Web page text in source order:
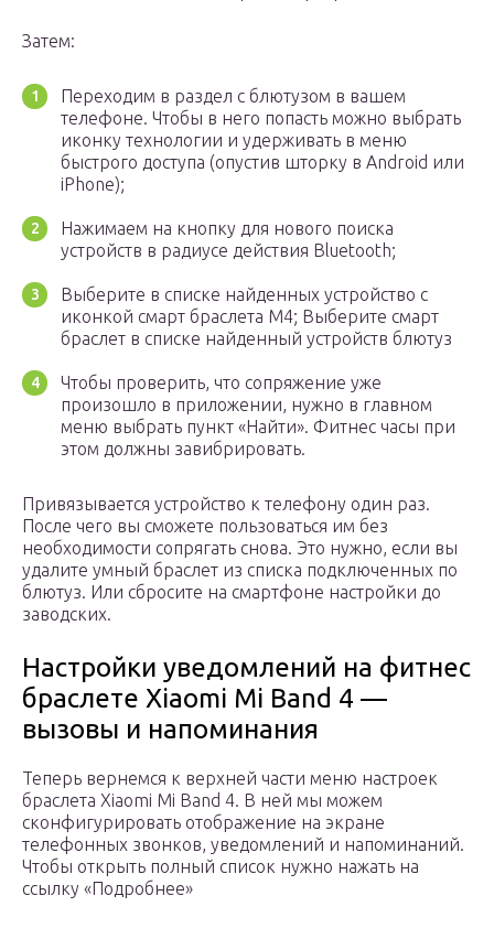
Затем:
Переходим в раздел с блютузом в вашем
телефоне. Чтобы в него попасть можно выбрать
иконку технологии и удерживать в меню
быстрого доступа (опустив шторку в Android или
iPhone);
Нажимаем на кнопку для нового поиска
устройств в радиусе действия Bluetooth;
Выберите в списке найденных устройство с
иконкой смарт браслета М4; Выберите смарт
браслет в списке найденный устройств блютуз
Чтобы проверить, что сопряжение уже
произошло в приложении, нужно в главном
меню выбрать пункт «Найти». Фитнес часы при
этом должны завибрировать.
Привязывается устройство к телефону один раз.
После чего вы сможете пользоваться им без
необходимости сопрягать снова. Это нужно, если вы
удалите умный браслет из списка подключенных по
блютуз. Или сбросите на смартфоне настройки до
заводских.
Настройки уведомлений на фитнес
браслете Xiaomi Mi Band 4 —
вызовы и напоминания
Теперь вернемся к верхней части меню настроек
браслета Xiaomi Mi Band 4. В ней мы можем
сконфигурировать отображение на экране
телефонных звонков, уведомлений и напоминаний.
Чтобы открыть полный список нужно нажать на
ссылку «Подробнее»